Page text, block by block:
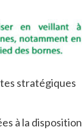
stratégiques
à la disposition